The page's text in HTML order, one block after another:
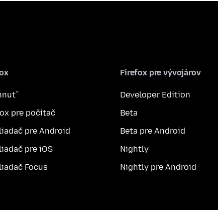
pre počítač
pre Android
pre iOS
Focus
Firefox pre vývojárov
Developer Edition
Beta
Beta pre Android
Nightly
Nightly pre Android